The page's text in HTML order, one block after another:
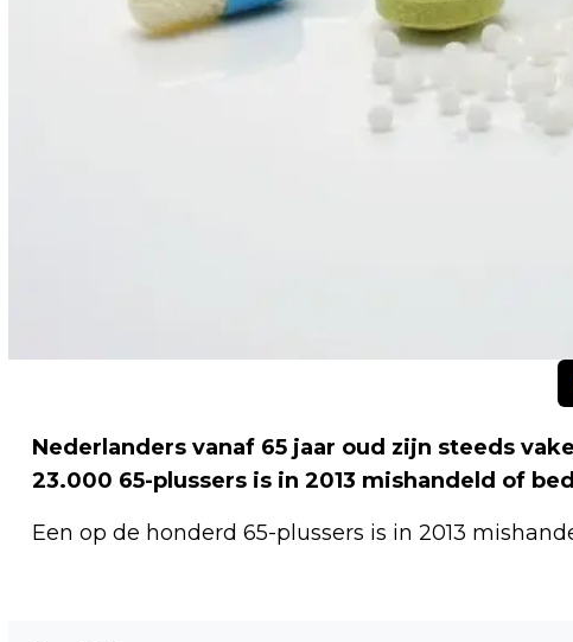
Nederlanders vanaf 65 jaar oud zijn steeds
23.000 65-plussers is in 2013 mishandeld of
Een op de honderd 65-plussers is in 2013